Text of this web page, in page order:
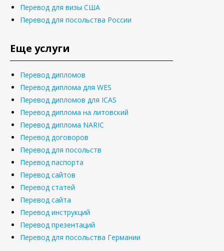
Перевод для визы США
Перевод для посольства России
Еще услуги
Перевод дипломов
Перевод диплома для WES
Перевод дипломов для ICAS
Перевод диплома на литовский
Перевод диплома NARIC
Перевод договоров
Перевод для посольств
Перевод паспорта
Перевод сайтов
Перевод статей
Перевод сайта
Перевод инструкций
Перевод презентаций
Перевод для посольства Германии